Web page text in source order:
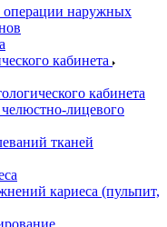
операции наружных
кабинета
кабинета
лицевого
тканей
кариеса (пульпит,